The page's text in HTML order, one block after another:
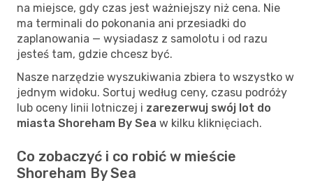
na miejsce, gdy czas jest ważniejszy niż cena. Nie
ma terminali do pokonania ani przesiadki do
zaplanowania — wysiadasz z samolotu i od razu
jesteś tam, gdzie chcesz być.
Nasze narzędzie wyszukiwania zbiera to wszystko w
jednym widoku. Sortuj według ceny, czasu podróży
lub oceny linii lotniczej i zarezerwuj swój lot do
miasta Shoreham By Sea w kilku kliknięciach.
Co zobaczyć i co robić w mieście
Shoreham By Sea